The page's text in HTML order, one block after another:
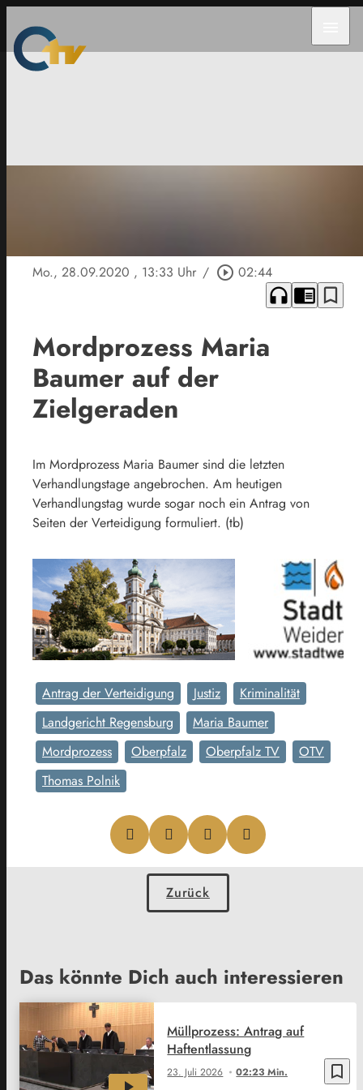
Mo., 28.09.2020 , 13:33 Uhr / play_circle_outline 02:44
headphones chrome_reader_mode bookmark_border
Mordprozess Maria
Baumer auf der
Zielgeraden
Im Mordprozess Maria Baumer sind die letzten
Verhandlungstage angebrochen. Am heutigen
Verhandlungstag wurde sogar noch ein Antrag von
Seiten der Verteidigung formuliert. (tb)
Antrag der Verteidigung Justiz
Kriminalität
Landgericht Regensburg
Maria Baumer
Mordprozess
Oberpfalz Oberpfalz TV
OTV
Thomas Polnik
Zurück
Das könnte Dich auch interessieren
bookmark_border
23. Juli 2026 02:23 Min.
Müllprozess: Antrag auf
Haftentlassung